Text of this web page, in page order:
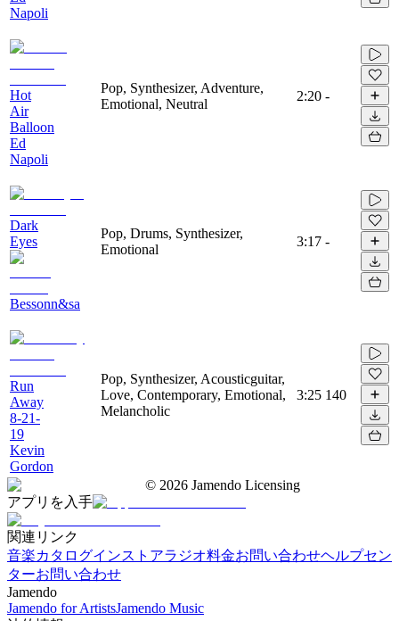
Napoli
Hot
Air
Balloon
Ed
Napoli
Pop, Synthesizer, Adventure,
Emotional, Neutral
2:20 -
Dark
Eyes
Bessonn&sa
Pop, Drums, Synthesizer,
Emotional
3:17 -
Run
Away
8-21-
19
Kevin
Gordon
Pop, Synthesizer, Acousticguitar,
Love, Contemporary, Emotional,
Melancholic
3:25 140
© 2026 Jamendo Licensing
アプリを入手
関連リンク
音楽カタログインストアラジオ料金お問い合わせヘルプセン
ターお問い合わせ
Jamendo
Jamendo for ArtistsJamendo Music